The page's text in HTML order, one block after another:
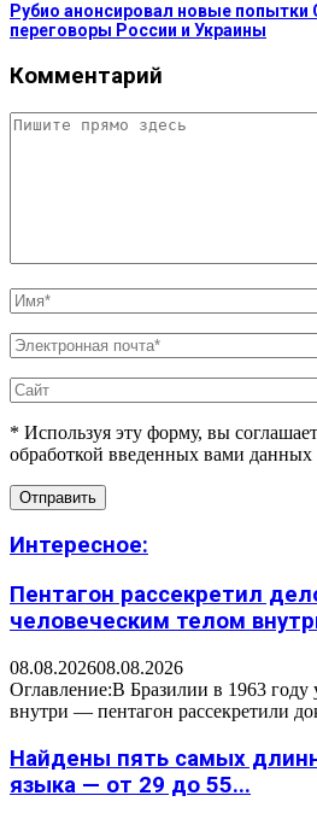
Рубио анонсировал новые
переговоры России и Украины
Комментарий
* Используя эту форму, вы
обработкой введенных вами данных
Интересное:
Пентагон рассекретил
человеческим телом
08.08.202608.08.2026
Оглавление:В Бразилии в 1963 году
внутри — пентагон рассекретили
Найдены пять самых
языка — от 29 до 55...